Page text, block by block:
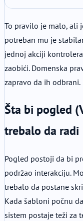
To pravilo je malo, ali
potreban mu je
jednoj akciji
zaobići. Domenska
zapravo da ih odbrani.
Šta bi pogled
trebalo da radi
Pogled postoji da bi
podržao interakciju.
trebalo da postane
Kada šabloni počnu
sistem postaje teži za